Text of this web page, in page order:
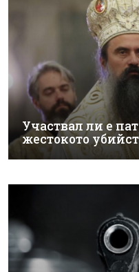
Участвал ли е
жестокото